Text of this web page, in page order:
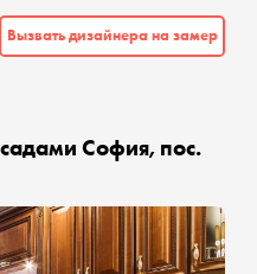
Вызвать дизайнера на замер
София, пос.